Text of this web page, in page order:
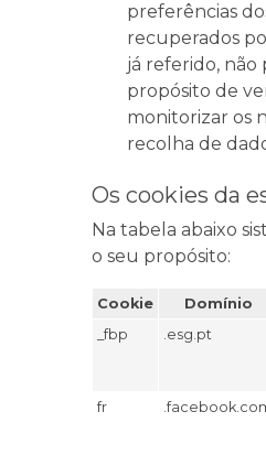
preferências
recuperados
já referido,
propósito de
monitorizar os
recolha de
Os cookies da
Na tabela abaixo
o seu propósito:
Cookie Domínio
_fbp
.esg.pt
fr